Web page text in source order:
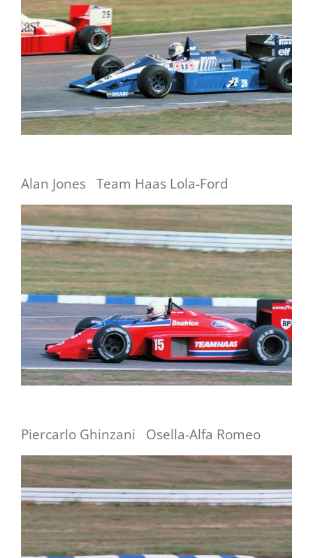
Alan Jones Team Haas Lola-Ford
Piercarlo Ghinzani Osella-Alfa Romeo